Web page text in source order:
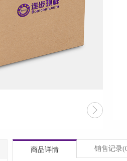

商品详情 销售记录